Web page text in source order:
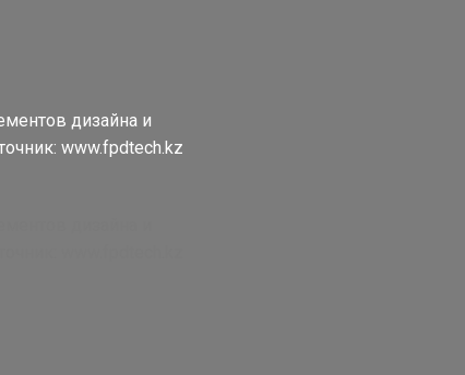
дизайна и
www.fpdtech.kz